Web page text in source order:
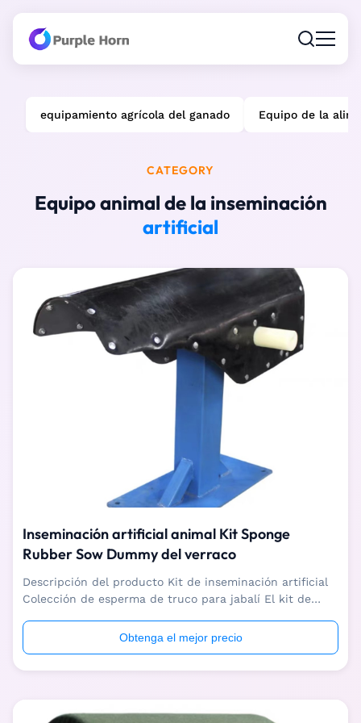
equipamiento agrícola del ganado Equipo de la
CATEGORY
Equipo animal de la inseminación
artificial
Inseminación artificial animal Kit Sponge
Rubber Sow Dummy del verraco
Descripción del producto Kit de inseminación artificial
Colección de esperma de truco para jabalí El kit de
recolectar semen de jabalíes en las granjas modernas,
lo que ahorra costos laborales y es fácil de operar,que
Obtenga el mejor precio